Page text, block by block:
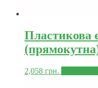
Пластикова
2,058 грн.